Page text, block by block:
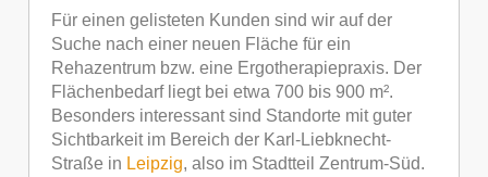
Für einen gelisteten Kunden sind wir auf der
Suche nach einer neuen Fläche für ein
Rehazentrum bzw. eine Ergotherapiepraxis. Der
Flächenbedarf liegt bei etwa 700 bis 900 m².
Besonders interessant sind Standorte mit guter
Sichtbarkeit im Bereich der Karl-Liebknecht-
Straße in Leipzig, also im Stadtteil Zentrum-Süd.